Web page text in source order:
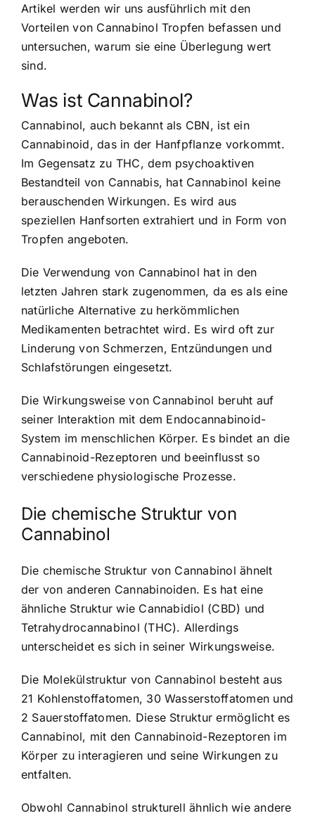
Artikel werden wir uns ausführlich mit den
Vorteilen von Cannabinol Tropfen befassen und
untersuchen, warum sie eine Überlegung wert
sind.
Was ist Cannabinol?
Cannabinol, auch bekannt als CBN, ist ein
Cannabinoid, das in der Hanfpflanze vorkommt.
Im Gegensatz zu THC, dem psychoaktiven
Bestandteil von Cannabis, hat Cannabinol keine
berauschenden Wirkungen. Es wird aus
speziellen Hanfsorten extrahiert und in Form von
Tropfen angeboten.
Die Verwendung von Cannabinol hat in den
letzten Jahren stark zugenommen, da es als eine
natürliche Alternative zu herkömmlichen
Medikamenten betrachtet wird. Es wird oft zur
Linderung von Schmerzen, Entzündungen und
Schlafstörungen eingesetzt.
Die Wirkungsweise von Cannabinol beruht auf
seiner Interaktion mit dem Endocannabinoid-
System im menschlichen Körper. Es bindet an die
Cannabinoid-Rezeptoren und beeinflusst so
verschiedene physiologische Prozesse.
Die chemische Struktur von
Cannabinol
Die chemische Struktur von Cannabinol ähnelt
der von anderen Cannabinoiden. Es hat eine
ähnliche Struktur wie Cannabidiol (CBD) und
Tetrahydrocannabinol (THC). Allerdings
unterscheidet es sich in seiner Wirkungsweise.
Die Molekülstruktur von Cannabinol besteht aus
21 Kohlenstoffatomen, 30 Wasserstoffatomen und
2 Sauerstoffatomen. Diese Struktur ermöglicht es
Cannabinol, mit den Cannabinoid-Rezeptoren im
Körper zu interagieren und seine Wirkungen zu
entfalten.
Obwohl Cannabinol strukturell ähnlich wie andere